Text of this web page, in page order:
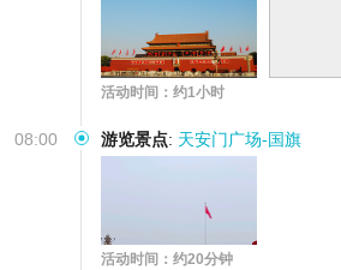
活动时间：约1小时
08:00 游览景点: 天安门广场-国旗
活动时间：约20分钟